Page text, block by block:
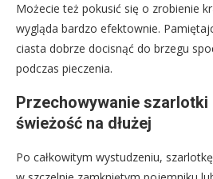
Możecie też pokusić się o zrobienie
wygląda bardzo efektownie.
ciasta dobrze docisnąć do brzegu
podczas pieczenia.
Przechowywanie
świeżość na dłużej
Po całkowitym wystudzeniu,